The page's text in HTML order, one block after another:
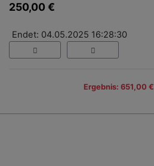
250,00 €
Endet: 04.05.2025 16:28:30
Ergebnis: 651,00 €